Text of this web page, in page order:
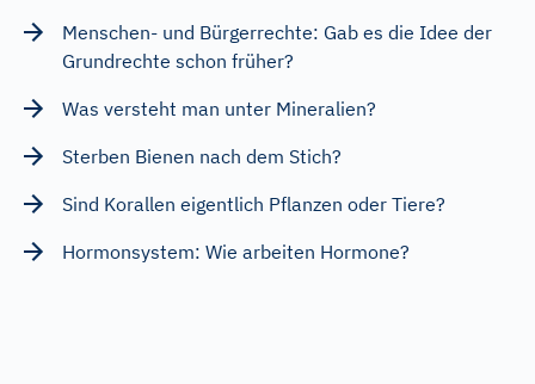
Menschen- und Bürgerrechte: Gab es die Idee der
Grundrechte schon früher?
Was versteht man unter Mineralien?
Sterben Bienen nach dem Stich?
Sind Korallen eigentlich Pflanzen oder Tiere?
Hormonsystem: Wie arbeiten Hormone?